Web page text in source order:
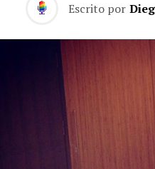
Escrito por